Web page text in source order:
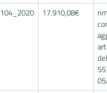
104_2020 17.910,08€